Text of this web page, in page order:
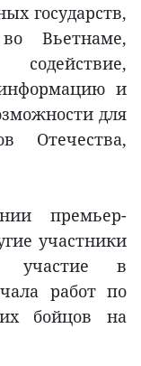
государств,
Вьетнаме,
и
для
Отечества,
премьер-
участники
участие в
работ по
бойцов на